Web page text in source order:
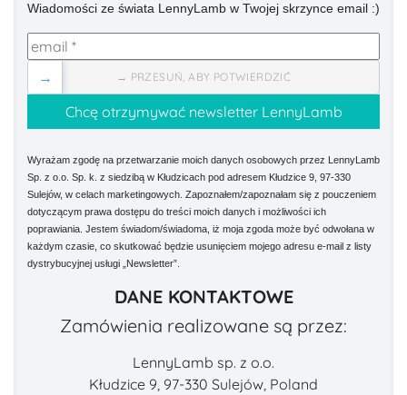
Wiadomości ze świata LennyLamb w Twojej skrzynce email :)
→ PRZESUŃ, ABY POTWIERDZIĆ
→
Wyrażam zgodę na przetwarzanie moich danych osobowych przez LennyLamb
Sp. z o.o. Sp. k. z siedzibą w Kłudzicach pod adresem Kłudzice 9, 97-330
Sulejów, w celach marketingowych. Zapoznałem/zapoznałam się z pouczeniem
dotyczącym prawa dostępu do treści moich danych i możliwości ich
poprawiania. Jestem świadom/świadoma, iż moja zgoda może być odwołana w
każdym czasie, co skutkować będzie usunięciem mojego adresu e-mail z listy
dystrybucyjnej usługi „Newsletter”.
DANE KONTAKTOWE
Zamówienia realizowane są przez:
LennyLamb sp. z o.o.
Kłudzice 9, 97-330 Sulejów, Poland